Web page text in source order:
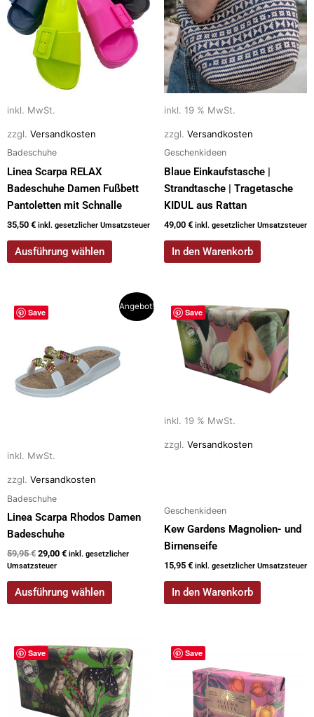
inkl. MwSt.
zzgl. Versandkosten
Badeschuhe
Linea Scarpa RELAX
Badeschuhe Damen Fußbett
Pantoletten mit Schnalle
35,50 € inkl. gesetzlicher Umsatzsteuer
Ausführung wählen
mehrere
Varianten
Optionen
auf
Produktseite
gewählt
werden
inkl. 19 % MwSt.
zzgl. Versandkosten
Geschenkideen
Blaue Einkaufstasche |
Strandtasche | Tragetasche
KIDUL aus Rattan
49,00 € inkl. gesetzlicher Umsatzsteuer
In den Warenkorb
Save
Angebot!
inkl. MwSt.
zzgl. Versandkosten
Badeschuhe
Linea Scarpa Rhodos Damen
Badeschuhe
59,95€
Preis
29,00 € inkl. gesetzlicher
Umsatzsteuer
Ausführung wählen
Dieses
Produkt
mehrere
Varianten
auf.
auf
Produktseite
gewählt
werden
Save
inkl. 19 % MwSt.
zzgl. Versandkosten
Geschenkideen
Kew Gardens Magnolien- und
Birnenseife
15,95 € inkl. gesetzlicher Umsatzsteuer
In den Warenkorb
Save Save